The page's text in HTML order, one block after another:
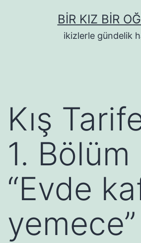
BIR KIZ BIR
ikizlerle gündelik
Kış
1. Bölüm
“Evde
yemece”